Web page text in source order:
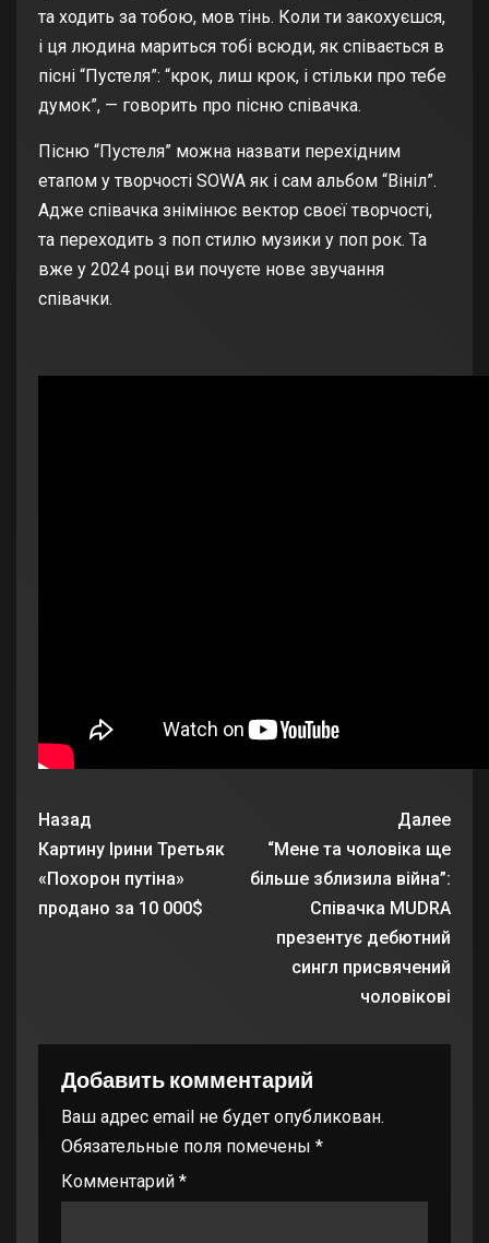
та ходить за тобою, мов тінь. Коли ти закохуєшся,
і ця людина мариться тобі всюди, як співається в
пісні “Пустеля”: “крок, лиш крок, і стільки про тебе
думок”, — говорить про пісню співачка.
Пісню “Пустеля” можна назвати перехідним
етапом у творчості SOWA як і сам альбом “Вініл”.
Адже співачка знімінює вектор своєї творчості,
та переходить з поп стилю музики у поп рок. Та
вже у 2024 році ви почуєте нове звучання
співачки.
Назад
Картину Ірини Третьяк
«Похорон путіна»
продано за 10 000$
Далее
“Мене та чоловіка ще
більше зблизила війна”:
Співачка MUDRA
презентує дебютний
сингл присвячений
чоловікові
Добавить комментарий
Ваш адрес email не будет опубликован.
Обязательные поля помечены *
Комментарий *